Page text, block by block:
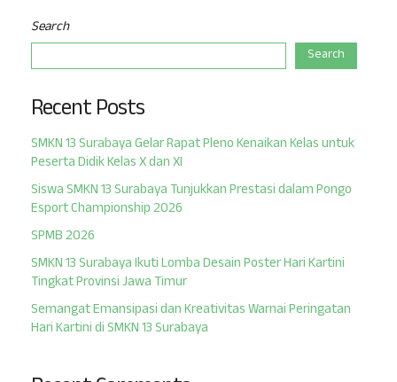
Search
Search
Recent Posts
SMKN 13 Surabaya Gelar Rapat Pleno Kenaikan Kelas untuk
Peserta Didik Kelas X dan XI
Siswa SMKN 13 Surabaya Tunjukkan Prestasi dalam Pongo
Esport Championship 2026
SPMB 2026
SMKN 13 Surabaya Ikuti Lomba Desain Poster Hari Kartini
Tingkat Provinsi Jawa Timur
Semangat Emansipasi dan Kreativitas Warnai Peringatan
Hari Kartini di SMKN 13 Surabaya